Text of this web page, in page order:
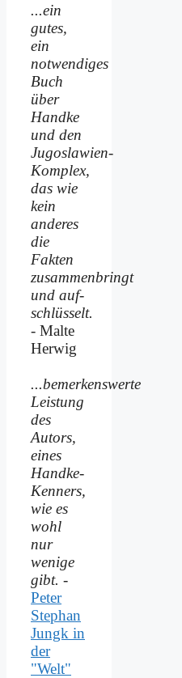
...ein
gutes,
ein
notwendiges
Buch
über
Handke
und den
Jugoslawien-
Komplex,
das wie
kein
anderes
die
Fakten
zusammenbringt
und auf­
schlüsselt.
- Malte
Herwig
...bemerkenswerte
Leistung
des
Autors,
eines
Handke-
Kenners,
wie es
wohl
nur
wenige
gibt. -
Peter
Stephan
Jungk in
der
"Welt"